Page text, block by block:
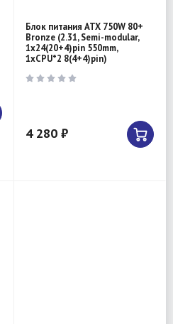
Блок питания ATX 750W 80+
Bronze (2.31, Semi-modular,
1x24(20+4)pin 550mm,
1xCPU*2 8(4+4)pin)
4 280 ₽